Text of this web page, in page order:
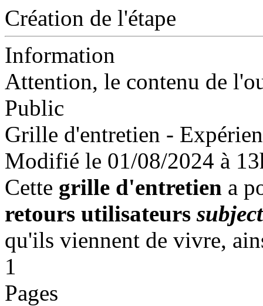
Création de l'étape
Information
Attention, le contenu de
Public
Grille d'entretien -
Modifié le 01/08/2024 à
Cette grille d'entretien a
retours utilisateurs
qu'ils viennent de vivre,
1
Pages